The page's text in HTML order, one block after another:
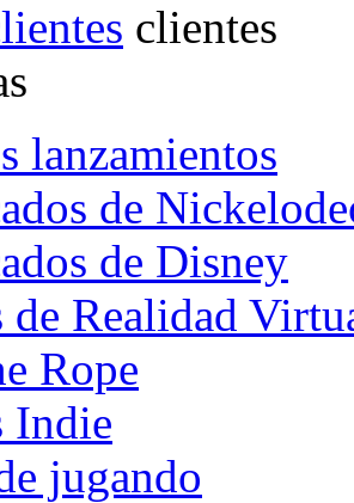
lanzamientos
de
de Disney
de Realidad
Rope
Indie
jugando